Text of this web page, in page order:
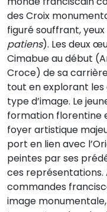
des Croix
figuré souffrant,
patiens). Les deux
Cimabue au début
Croce) de sa
tout en explorant
type d’image. Le
formation florentine
foyer artistique
port en lien avec
peintes par ses
ces
commandes
image